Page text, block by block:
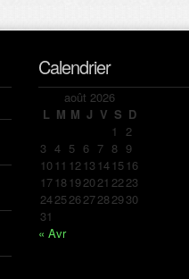
Calendrier
août 2026
L M M J V S D
1 2
3 4 5 6 7 8 9
10 11 12 13 14 15 16
17 18 192021 2223
24252627282930
31
« Avr